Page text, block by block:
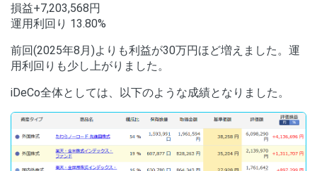
損益+7,203,568円
運用利回り 13.80%
前回(2025年8月)よりも利益が30万円ほど増えました。運
用利回りも少し上がりました。
iDeCo全体としては、以下のような成績となりました。